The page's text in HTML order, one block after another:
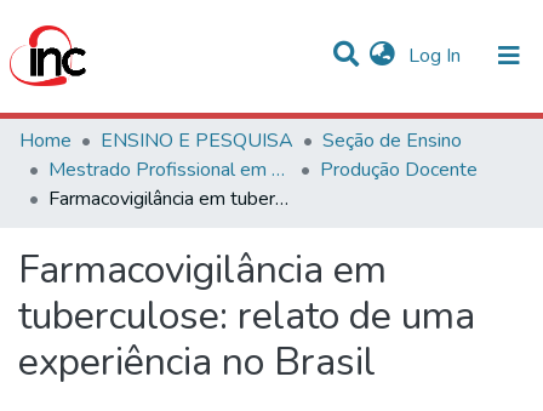
Log In (current)
Communities & Collections
Statistics
Home ENSINO E PESQUISA
Seção de Ensino
Mestrado Profissional em Avaliação de Tecnologias em Saúde
Produção Docente
Farmacovigilância em tuberculose: relato de uma experiência no Brasil
Farmacovigilância em
tuberculose: relato de uma
experiência no Brasil